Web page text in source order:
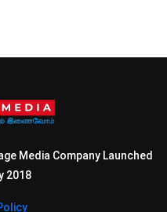
Media Company Launched
2018